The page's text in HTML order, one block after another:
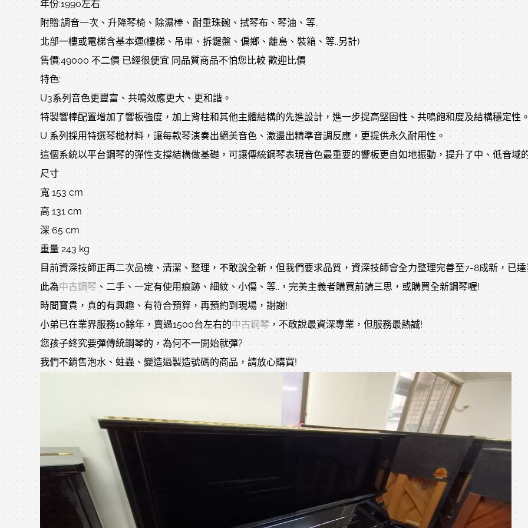
年份:1990左右
附贈:調音一次、升降琴椅、除濕棒、耐重珠碗、拭琴布、琴油、等..
北部一樓或電梯含基本運(樓梯、吊車、拆鍵盤、偏鄉、離島、裝箱、等..另計)
售價:49000 不二價 已經很便宜 同品質商品不怕您比較 歡迎比價
特色:
U3系列音色更豐富、共鳴效應更大、更和諧。
特製響棒配置增加了響板強度，加上背柱和其他主體結構的先進設計，進一步提高堅固性、共鳴飽和度及結構穩定性。
U 系列採用特選琴槌材料，讓每款琴演奏出絕美音色、激盪出精準音調反應，更提供永久耐用性。
這個系統以平台鋼琴的彈性支撐結構做基礎，可讓傳統鋼琴表現音色最重要的響板更自如地振動，提升了中、低音域
尺寸
寬 153 cm
高 131 cm
深 65 cm
重量 243 kg
目前資深技師正再二次品檢、清潔、整理，不敢說全新，但我們要求品質，資深技師會全力整理完善至7-8成新，已
此為中古鋼琴 、二手、一定有使用痕跡、細紋、小傷、等..，完美主義者購買前請三思，或購買全新鋼琴喔!
時間寶貴，真的有興趣、有符合預算，再預約到現場，謝謝!
小弟已在業界服務10餘年，賣過1500台左右的中古鋼琴 ，不敢說最資深專業，但服務最熱誠!
您孩子終究要彈傳統鋼琴的，為何不一開始就彈?
我們不銷售泡水、蛀蟲、變造過製造號碼的商品，請放心購買!